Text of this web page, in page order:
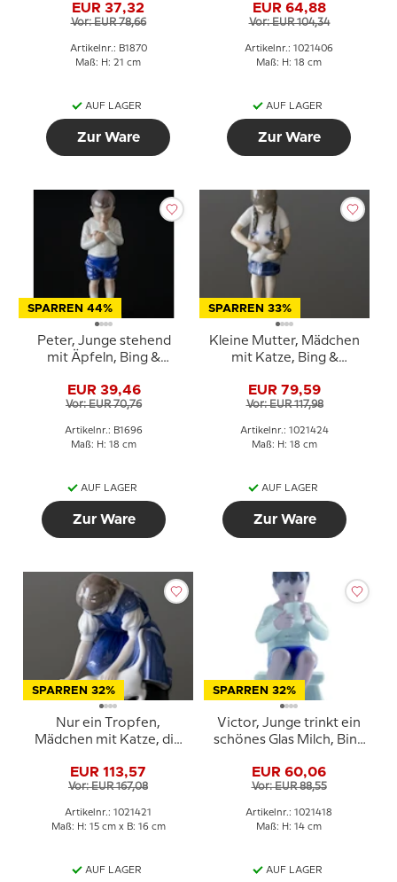
Nr. 1870
EUR 37,32
Vor: EUR 78,66
Artikelnr.: B1870
Maß: H: 21 cm
AUF LAGER
Zur Ware
Gröndahl Figur Nr. 1614
oder 406
EUR 64,88
Vor: EUR 104,34
Artikelnr.: 1021406
Maß: H: 18 cm
AUF LAGER
Zur Ware
SPARREN 44%
Peter, Junge stehend
mit Äpfeln, Bing &
EUR 39,46
Vor: EUR 70,76
Artikelnr.: B1696
Maß: H: 18 cm
AUF LAGER
Zur Ware
SPARREN 33%
Kleine Mutter, Mädchen
mit Katze, Bing &
oder 424
EUR 79,59
Vor: EUR 117,98
Artikelnr.: 1021424
Maß: H: 18 cm
AUF LAGER
Zur Ware
SPARREN 32%
Nur ein Tropfen,
Mädchen mit Katze, die
Gröndahl Figur Nr. 1745
oder 421
EUR 113,57
Vor: EUR 167,08
Artikelnr.: 1021421
Maß: H: 15 cm x B: 16 cm
AUF LAGER
SPARREN 32%
Victor, Junge trinkt ein
schönes Glas Milch, Bing
oder 418
EUR 60,06
Vor: EUR 88,55
Artikelnr.: 1021418
Maß: H: 14 cm
AUF LAGER